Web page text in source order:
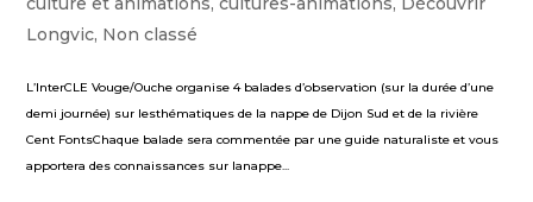
Longvic, Non classé
L’InterCLE Vouge/Ouche organise 4 balades d’observation (sur la durée d’une
demi journée) sur lesthématiques de la nappe de Dijon Sud et de la rivière
Cent FontsChaque balade sera commentée par une guide naturaliste et vous
apportera des connaissances sur lanappe...